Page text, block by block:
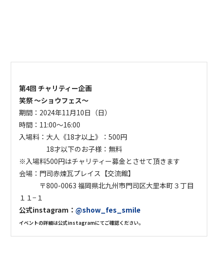
第4回 チャリティー企画
笑祭 ～ショウフェス～
期間： 2024年11月10日（日）
時間： 11:00〜16:00
入場料：大人《18才以上》：500円
18才以下のお子様：無料
⁡※入場料500円はチャリティー募金とさせて頂きます
会場： 門司赤煉瓦プレイス【交流館】
〒800-0063 福岡県北九州市門司区大里本町３丁目
１１−１
公式instagram：@show_fes_smile
イベントの詳細は公式instagramにてご確認ください。